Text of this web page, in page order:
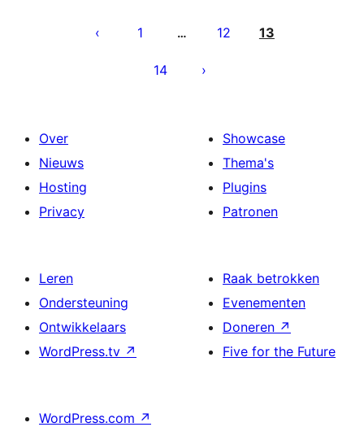
paginering
1 … 12 13
14
Over
Nieuws
Hosting
Privacy
Showcase
Thema's
Plugins
Patronen
Leren
Ondersteuning
Ontwikkelaars
WordPress.tv ↗
Raak betrokken
Evenementen
Doneren ↗
Five for the Future
WordPress.com ↗